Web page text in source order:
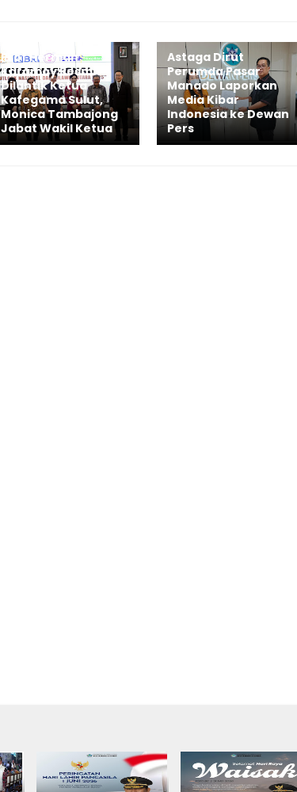
Prof Herman
Karamoy Resmi
Dilantik Ketua
Kafegama Sulut,
Monica Tambajong
Jabat Wakil Ketua
Astaga Dirut
Perumda Pasar
Manado Laporkan
Media Kibar
Indonesia ke Dewan
Pers